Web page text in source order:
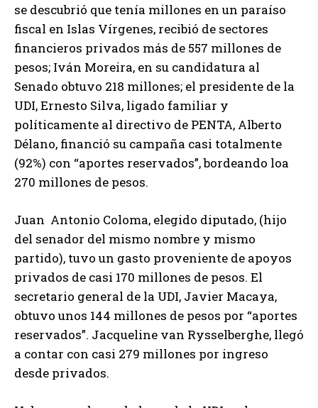
se descubrió que tenía millones en un paraíso
fiscal en Islas Vírgenes, recibió de sectores
financieros privados más de 557 millones de
pesos; Iván Moreira, en su candidatura al
Senado obtuvo 218 millones; el presidente de la
UDI, Ernesto Silva, ligado familiar y
políticamente al directivo de PENTA, Alberto
Délano, financió su campaña casi totalmente
(92%) con “aportes reservados”, bordeando loa
270 millones de pesos.
Juan Antonio Coloma, elegido diputado, (hijo
del senador del mismo nombre y mismo
partido), tuvo un gasto proveniente de apoyos
privados de casi 170 millones de pesos. El
secretario general de la UDI, Javier Macaya,
obtuvo unos 144 millones de pesos por “aportes
reservados”. Jacqueline van Rysselberghe, llegó
a contar con casi 279 millones por ingreso
desde privados.